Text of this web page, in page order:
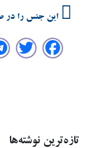
این جنس را در
تازه‌ترین نوشته‌ها